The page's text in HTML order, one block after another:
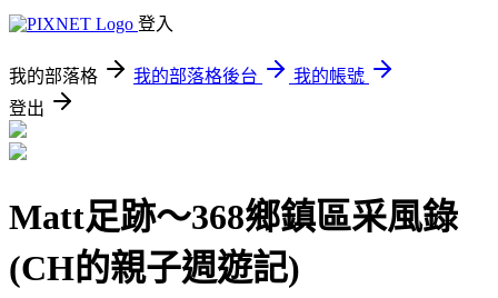
登入
我的部落格 我的部落格後台
我的帳號
登出
Matt足跡～368鄉鎮區采風錄
(CH的親子週遊記)